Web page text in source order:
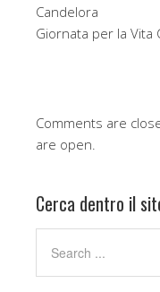
Candelora
Giornata per la Vita
Comments are
are open.
Cerca dentro il